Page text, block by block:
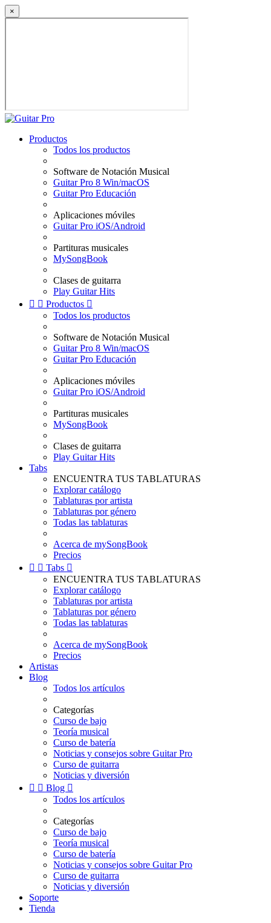
×
Productos
Todos los productos
Software de Notación Musical
Guitar Pro 8 Win/macOS
Guitar Pro Educación
Aplicaciones móviles
Guitar Pro iOS/Android
Partituras musicales
MySongBook
Clases de guitarra
Play Guitar Hits
  Productos 
Todos los productos
Software de Notación Musical
Guitar Pro 8 Win/macOS
Guitar Pro Educación
Aplicaciones móviles
Guitar Pro iOS/Android
Partituras musicales
MySongBook
Clases de guitarra
Play Guitar Hits
Tabs
ENCUENTRA TUS TABLATURAS
Explorar catálogo
Tablaturas por artista
Tablaturas por género
Todas las tablaturas
Acerca de mySongBook
Precios
  Tabs 
ENCUENTRA TUS TABLATURAS
Explorar catálogo
Tablaturas por artista
Tablaturas por género
Todas las tablaturas
Acerca de mySongBook
Precios
Artistas
Blog
Todos los artículos
Categorías
Curso de bajo
Teoría musical
Curso de batería
Noticias y consejos sobre Guitar Pro
Curso de guitarra
Noticias y diversión
  Blog 
Todos los artículos
Categorías
Curso de bajo
Teoría musical
Curso de batería
Noticias y consejos sobre Guitar Pro
Curso de guitarra
Noticias y diversión
Soporte
Tienda